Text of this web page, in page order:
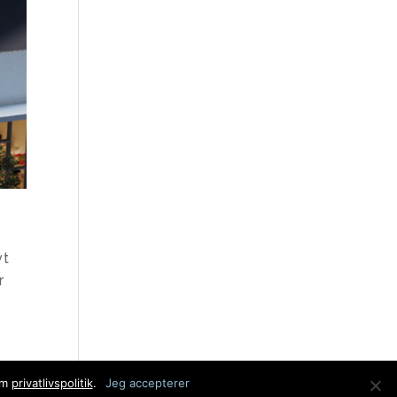
»
privatlivspolitik. Jeg accepterer